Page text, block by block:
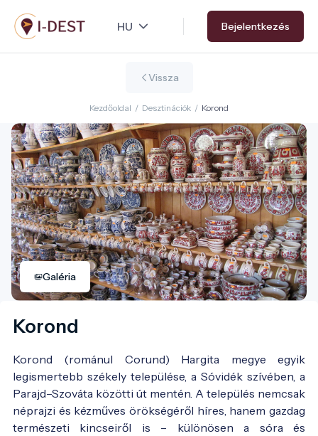
Ugrás
a
tartalomra
Bejelentkezés
Vissza
Kezdőoldal / Desztinációk / Korond
Galéria
Korond
Korond (románul Corund) Hargita megye egyik
legismertebb székely települése, a Sóvidék szívében, a
Parajd–Szováta közötti út mentén. A település nemcsak
néprajzi és kézműves örökségéről híres, hanem gazdag
természeti kincseiről is – különösen a sóra és